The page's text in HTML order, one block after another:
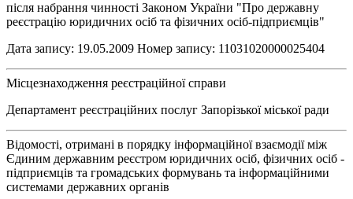
після набрання чинності Законом України "Про державну
реєстрацію юридичних осіб та фізичних осіб-підприємців"
Дата запису: 19.05.2009 Номер запису: 11031020000025404
Місцезнаходження реєстраційної справи
Департамент реєстраційних послуг Запорізької міської ради
Відомості, отримані в порядку інформаційної взаємодії між
Єдиним державним реєстром юридичних осіб, фізичних осіб -
підприємців та громадських формувань та інформаційними
системами державних органів